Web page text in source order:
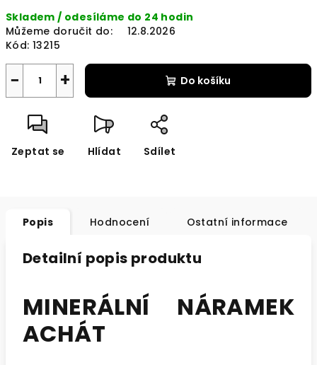
cena:
Skladem / odesíláme do 24 hodin
Můžeme doručit do:
12.8.2026
Kód: 13215
+
− Do košíku
Zeptat se Hlídat Sdílet
Popis Hodnocení Ostatní informace
Detailní popis produktu
MINERÁLNÍ NÁRAMEK
ACHÁT